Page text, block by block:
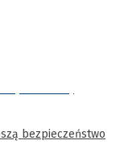
bezpieczeństwo